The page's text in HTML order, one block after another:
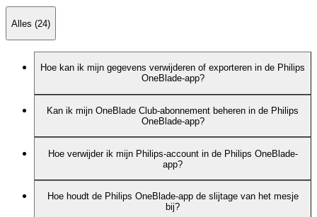
Alles (24)
Hoe kan ik mijn gegevens verwijderen of exporteren in de Philips
OneBlade-app?
Kan ik mijn OneBlade Club-abonnement beheren in de Philips
OneBlade-app?
Hoe verwijder ik mijn Philips-account in de Philips OneBlade-
app?
Hoe houdt de Philips OneBlade-app de slijtage van het mesje
bij?